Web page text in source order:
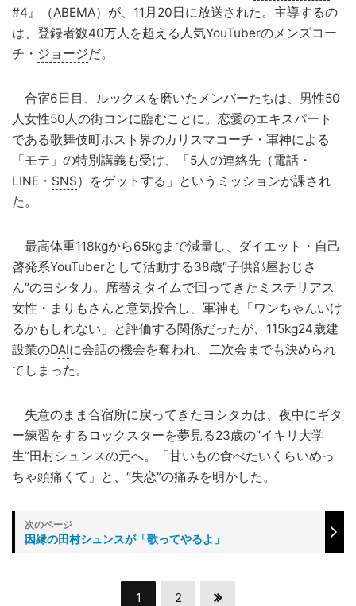
#4』（ABEMA）が、11月20日に放送された。主導するの
は、登録者数40万人を超える人気YouTuberのメンズコー
チ・ ジョージだ。
合宿6日目、ルックスを磨いたメンバーたちは、男性50
人女性50人の街コンに臨むことに。恋愛のエキスパート
である歌舞伎町ホスト界のカリスマコーチ・軍神による
「モテ」の特別講義も受け、「5人の連絡先（電話・
LINE・ SNS）をゲットする」というミッションが課され
た。
最高体重118kgから65kgまで減量し、ダイエット・自己
啓発系YouTuberとして活動する38歳“子供部屋おじさ
ん”のヨシタカ。席替えタイムで回ってきたミステリアス
女性・まりもさんと意気投合し、軍神も「ワンちゃんいけ
るかもしれない」と評価する関係だったが、115kg24歳建
設業のDAIに会話の機会を奪われ、二次会までも決められ
てしまった。
失意のまま合宿所に戻ってきたヨシタカは、夜中にギタ
ー練習をするロックスターを夢見る23歳の“イキリ大学
生”田村シュンスの元へ。「甘いもの食べたいくらいめっ
ちゃ頭痛くて」と、“失恋”の痛みを明かした。
因縁の田村シュンスが「歌ってやるよ」
1 2